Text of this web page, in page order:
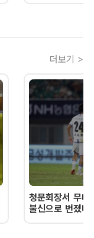
더보기 >
청문회장서 무너
불신으로 번졌